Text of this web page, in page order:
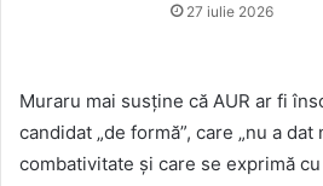
27 iulie 2026
Muraru mai susține că AUR ar fi
candidat „de formă”, care „nu a
combativitate și care se exprimă